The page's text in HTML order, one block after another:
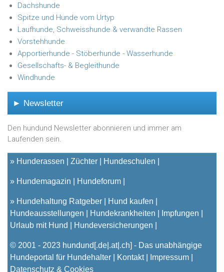
Dachshunde
Spitze und Hunde vom Urtyp
Laufhunde, Schweisshunde & verwandte Rassen
Vorstehhunde
Apportierhunde - Stöberhunde - Wasserhunde
Gesellschafts- & Begleithunde
Windhunde
► Newsletter
Den hundund Newsletter abonnieren und immer am
Laufenden sein.
» Hunderassen Züchter Hundeschulen
» Hundemagazin Hundeforum
» Hundehaltung Ratgeber
Hund kaufen
Hundeausstellungen
Hundekrankheiten
Impfungen
Urlaub mit Hund
Hundeversicherungen
© 2001 - 2023 hundund [.de|.at|.ch] - Das unabhängige
Hundeportal für Hundehalter |
Kontakt| Impressum
Datenschutz & Cookies